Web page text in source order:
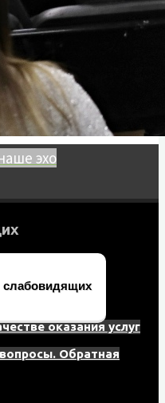
«Расскажи о
оказания услуг
Обратная
эхо
слабовидящих